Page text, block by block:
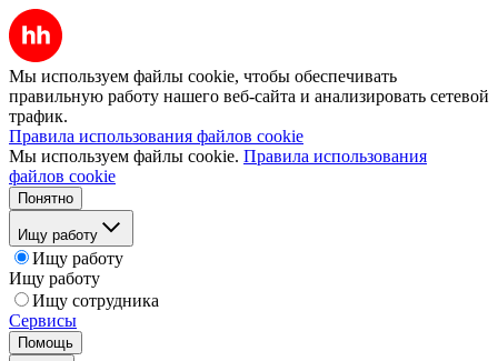
Мы используем файлы cookie, чтобы обеспечивать
правильную работу нашего веб-сайта и анализировать сетевой
трафик.
Правила использования файлов cookie
Мы используем файлы cookie. Правила использования
файлов cookie
Понятно
Ищу работу
Ищу работу
Ищу работу
Ищу сотрудника
Сервисы
Помощь